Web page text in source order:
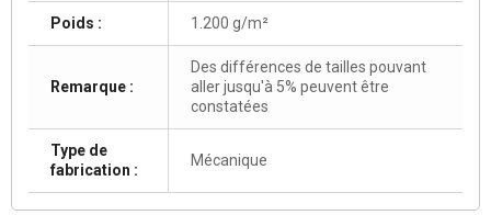
Poids : 1.200 g/m²
Remarque :
Des différences de tailles pouvant
aller jusqu'à 5% peuvent être
constatées
Type de
fabrication :
Mécanique